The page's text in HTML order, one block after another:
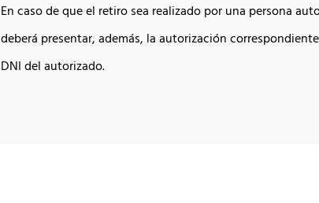
En caso de que el retiro sea realizado por una persona
deberá presentar, además, la autorización
DNI del autorizado.